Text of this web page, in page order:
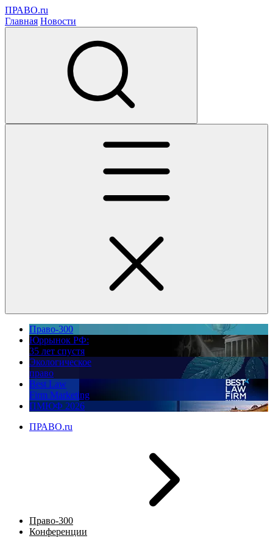
ПРАВО.ru
Главная Новости
Право-300
Юррынок РФ:
35 лет спустя
Экологическое
право
Best Law
Firm Marketing
ПМЮФ 2026
ПРАВО.ru
Право-300
Конференции